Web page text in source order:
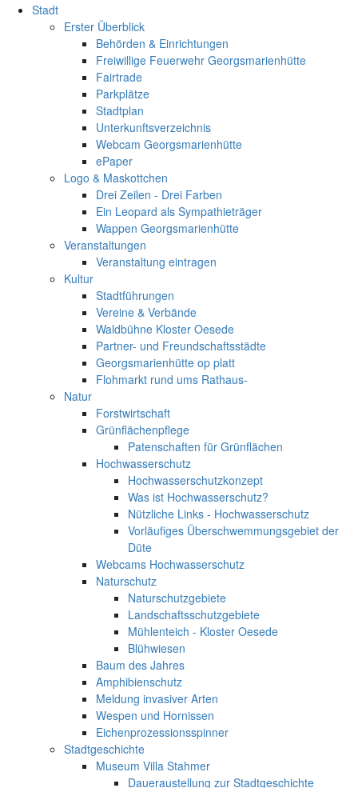
Stadt
Erster Überblick
Behörden & Einrichtungen
Freiwillige Feuerwehr Georgsmarienhütte
Fairtrade
Parkplätze
Stadtplan
Unterkunftsverzeichnis
Webcam Georgsmarienhütte
ePaper
Logo & Maskottchen
Drei Zeilen - Drei Farben
Ein Leopard als Sympathieträger
Wappen Georgsmarienhütte
Veranstaltungen
Veranstaltung eintragen
Kultur
Stadtführungen
Vereine & Verbände
Waldbühne Kloster Oesede
Partner- und Freundschaftsstädte
Georgsmarienhütte op platt
Flohmarkt rund ums Rathaus-
Natur
Forstwirtschaft
Grünflächenpflege
Patenschaften für Grünflächen
Hochwasserschutz
Hochwasserschutzkonzept
Was ist Hochwasserschutz?
Nützliche Links - Hochwasserschutz
Vorläufiges Überschwemmungsgebiet der
Düte
Webcams Hochwasserschutz
Naturschutz
Naturschutzgebiete
Landschaftsschutzgebiete
Mühlenteich - Kloster Oesede
Blühwiesen
Baum des Jahres
Amphibienschutz
Meldung invasiver Arten
Wespen und Hornissen
Eichenprozessionsspinner
Stadtgeschichte
Museum Villa Stahmer
Daueraustellung zur Stadtgeschichte